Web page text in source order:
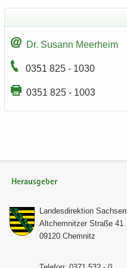
Dr. Su­sann Meer­heim
0351 825 - 1030
0351 825 - 1003
Herausgeber
Lan­des­di­rek­ti­on Sach­sen
Alt­chem­nit­zer Stra­ße 41
09120 Chem­nitz